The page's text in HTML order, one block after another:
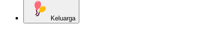
Keluarga